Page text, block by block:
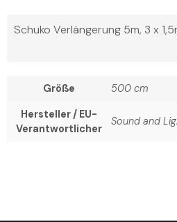
Schuko Verlängerung 5m, 3 x
Größe 500 cm
Hersteller / EU-
Verantwortlicher
Sound and